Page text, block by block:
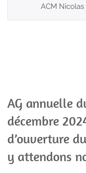
ACM Nicolas
AG annuelle
décembre
d’ouverture
y attendons